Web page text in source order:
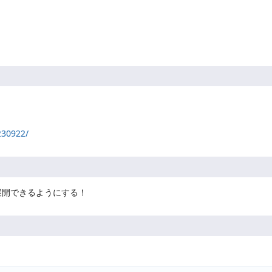
できるようにする！